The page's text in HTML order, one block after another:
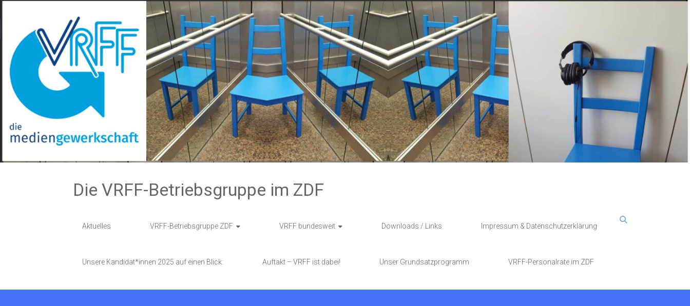
Die VRFF-Betriebsgruppe im ZDF
Aktuelles VRFF-Betriebsgruppe ZDF VRFF bundesweit Downloads / Links Impressum & Datenschutzerklärung
Unsere Kandidat*innen 2025 auf einen Blick: Auftakt – VRFF ist dabei! Unser Grundsatzprogramm VRFF-Personalräte im ZDF